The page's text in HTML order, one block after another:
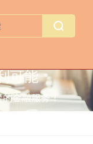
可能
金融服务！